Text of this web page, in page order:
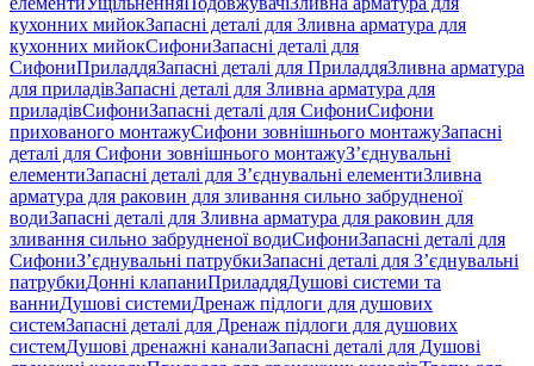
кухонних мийокЗапасні деталі для Зливна арматура для
кухонних мийокСифониЗапасні деталі для
СифониПриладдяЗапасні деталі для ПриладдяЗливна арматура
для приладівЗапасні деталі для Зливна арматура для
приладівСифониЗапасні деталі для СифониСифони
прихованого монтажуСифони зовнішнього монтажуЗапасні
деталі для Сифони зовнішнього монтажуЗ’єднувальні
елементиЗапасні деталі для З’єднувальні елементиЗливна
арматура для раковин для зливання сильно забрудненої
водиЗапасні деталі для Зливна арматура для раковин для
зливання сильно забрудненої водиСифониЗапасні деталі для
СифониЗ’єднувальні патрубкиЗапасні деталі для З’єднувальні
патрубкиДонні клапаниПриладдяДушові системи та
ванниДушові системиДренаж підлоги для душових
системЗапасні деталі для Дренаж підлоги для душових
системДушові дренажні каналиЗапасні деталі для Душові